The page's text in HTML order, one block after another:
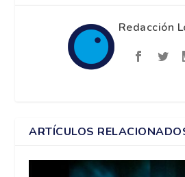
Redacción
ARTÍCULOS